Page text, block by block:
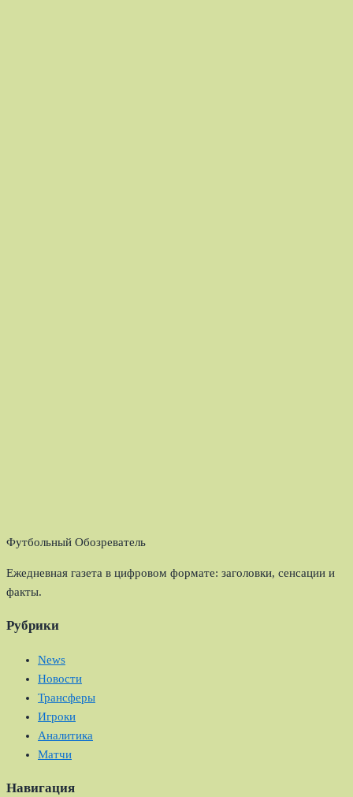
Футбольный Обозреватель
Ежедневная газета в цифровом формате: заголовки, сенсации и
факты.
Рубрики
News
Новости
Трансферы
Игроки
Аналитика
Матчи
Навигация